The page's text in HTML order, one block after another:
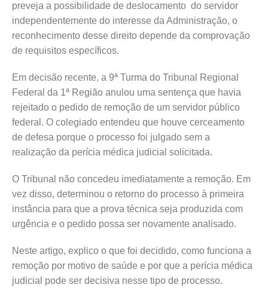
preveja a possibilidade de deslocamento do servidor
independentemente do interesse da Administração, o
reconhecimento desse direito depende da comprovação
de requisitos específicos.
Em decisão recente, a 9ª Turma do Tribunal Regional
Federal da 1ª Região anulou uma sentença que havia
rejeitado o pedido de remoção de um servidor público
federal. O colegiado entendeu que houve cerceamento
de defesa porque o processo foi julgado sem a
realização da perícia médica judicial solicitada.
O Tribunal não concedeu imediatamente a remoção. Em
vez disso, determinou o retorno do processo à primeira
instância para que a prova técnica seja produzida com
urgência e o pedido possa ser novamente analisado.
Neste artigo, explico o que foi decidido, como funciona a
remoção por motivo de saúde e por que a perícia médica
judicial pode ser decisiva nesse tipo de processo.